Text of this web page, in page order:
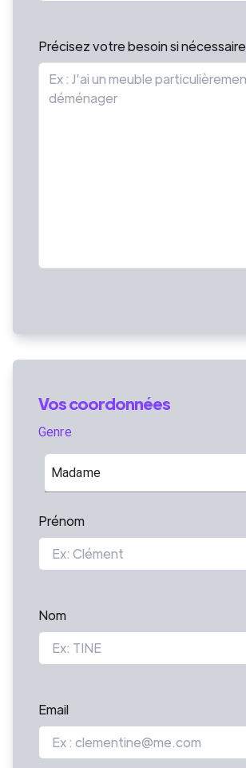
Précisez votre besoin si nécessaire
Vos coordonnées
Genre
Madame
Prénom
Nom
Email